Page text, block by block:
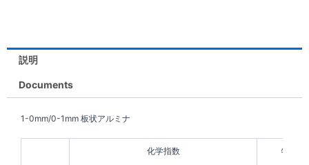
説明
Documents
1-0mm/0-1mm 板状アルミナ
化学指数 物理イ